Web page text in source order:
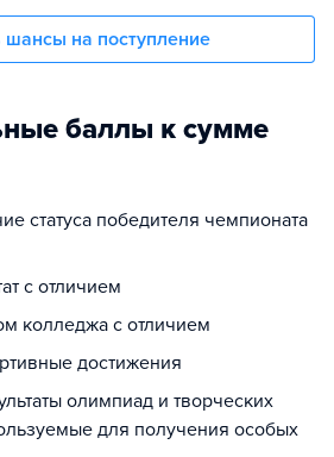
шансы на поступление
баллы к сумме
статуса победителя чемпионата
с отличием
колледжа с отличием
достижения
олимпиад и творческих
для получения особых